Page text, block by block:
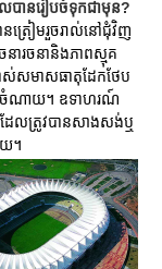
លបានរៀបចំទុកជាមុន?
ត្រៀមរួចរាល់នៅជុំវិញ
ារចនានិងភាពស្មុគ
ាស់សមាសធាតុដែកថែប
ចំណាយ។ ឧទាហរណ៍
ែលត្រូវបានសាងសង់ឬ
យ។